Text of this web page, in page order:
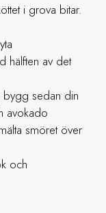
i grova bitar.
hälften av det
sedan din
avokado
smöret över
och